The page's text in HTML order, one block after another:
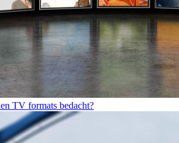
TV formats bedacht?